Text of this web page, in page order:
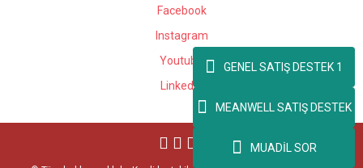
Facebook
Instagram
Youtube
Linkedin
GENEL SATIŞ DESTEK 1
MEANWELL SATIŞ DESTEK
MUADİL SOR